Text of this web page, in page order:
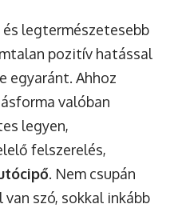
legtermészetesebb
pozitív hatással
egyaránt. Ahhoz
valóban
legyen,
felszerelés,
. Nem csupán
szó, sokkal inkább